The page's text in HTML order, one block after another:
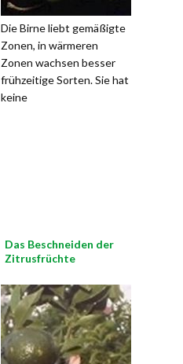
Die Birne liebt gemäßigte
Zonen, in wärmeren
Zonen wachsen besser
frühzeitige Sorten. Sie hat
keine
Das Beschneiden der
Zitrusfrüchte